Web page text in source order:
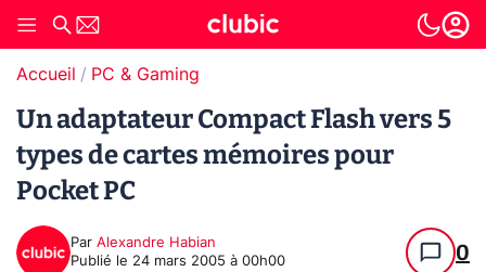
Accueil PC & Gaming
Un adaptateur Compact Flash vers 5
types de cartes mémoires pour
Pocket PC
Par Alexandre Habian
Publié le 24 mars 2005 à 00h00 0